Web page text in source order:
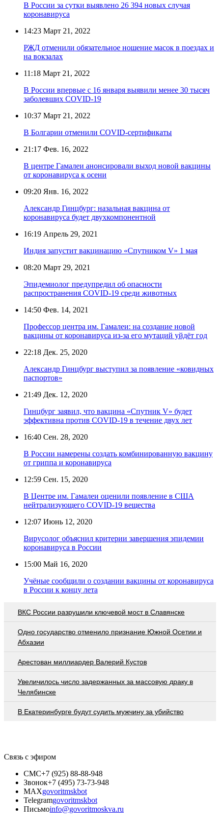
В России за сутки выявлено 26 394 новых случая
коронавируса
14:23 Март 21, 2022
РЖД отменили обязательное ношение масок в поездах и
на вокзалах
11:18 Март 21, 2022
В России впервые с 16 января выявили менее 30 тысяч
заболевших COVID-19
10:37 Март 21, 2022
В Болгарии отменили COVID-сертификаты
21:17 Фев. 16, 2022
В центре Гамалеи анонсировали выход новой вакцины
от коронавируса к осени
09:20 Янв. 16, 2022
Александр Гинцбург: назальная вакцина от
коронавируса будет двухкомпонентной
16:19 Апрель 29, 2021
Индия запустит вакцинацию «Спутником V» 1 мая
08:20 Март 29, 2021
Эпидемиолог предупредил об опасности
распространения COVID-19 среди животных
14:50 Фев. 14, 2021
Профессор центра им. Гамалеи: на создание новой
вакцины от коронавируса из-за его мутаций уйдёт год
22:18 Дек. 25, 2020
Александр Гинцбург выступил за появление «ковидных
паспортов»
21:49 Дек. 12, 2020
Гинцбург заявил, что вакцина «Спутник V» будет
эффективна против COVID-19 в течение двух лет
16:40 Сен. 28, 2020
В России намерены создать комбинированную вакцину
от гриппа и коронавируса
12:59 Сен. 15, 2020
В Центре им. Гамалеи оценили появление в США
нейтрализующего COVID-19 вещества
12:07 Июнь 12, 2020
Вирусолог объяснил критерии завершения эпидемии
коронавируса в России
15:00 Май 16, 2020
Учёные сообщили о создании вакцины от коронавируса
в России к концу лета
ВКС России разрушили ключевой мост в Славянске
Одно государство отменило признание Южной Осетии и
Абхазии
Арестован миллиардер Валерий Кустов
Увеличилось число задержанных за массовую драку в
Челябинске
В Екатеринбурге будут судить мужчину за убийство
Связь с эфиром
СМС+7 (925) 88-88-948
Звонок+7 (495) 73-73-948
MAXgovoritmskbot
Telegramgovoritmskbot
Письмоinfo@govoritmoskva.ru